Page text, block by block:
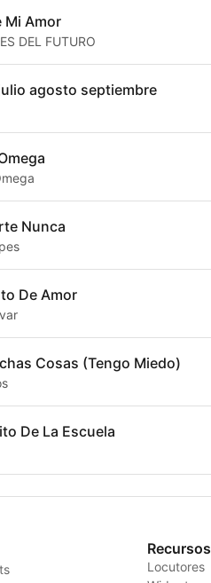
Mi Amor
DEL FUTURO
agosto septiembre
Nunca
De Amor
Cosas (Tengo Miedo)
De La Escuela
Recursos
Locutores